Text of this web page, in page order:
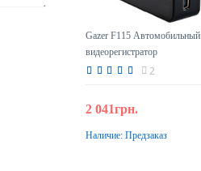
Gazer F115 Автомобильный
видеорегистратор
2
2 041грн.
Предзаказ
Наличие: Предзаказ